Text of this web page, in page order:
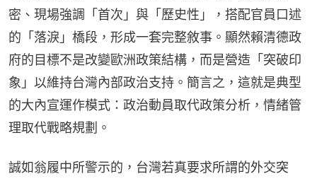
密、現場強調「首次」與「歷史性」，搭配官員口述
的「落淚」橋段，形成一套完整敘事。顯然賴清德政
府的目標不是改變歐洲政策結構，而是營造「突破印
象」以維持台灣內部政治支持。簡言之，這就是典型
的大內宣運作模式：政治動員取代政策分析，情緒管
理取代戰略規劃。
誠如翁履中所警示的，台灣若真要求所謂的外交突